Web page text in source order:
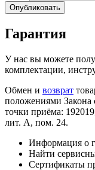
Опубликовать
Гарантия
У нас вы можете
комплектации,
Обмен и возврат
положениями Закона
точки приёма:
лит. А, пом. 24.
Информация о
Найти
Сертификаты